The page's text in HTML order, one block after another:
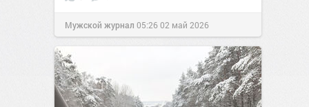
Мужской журнал 05:2602 май 2026